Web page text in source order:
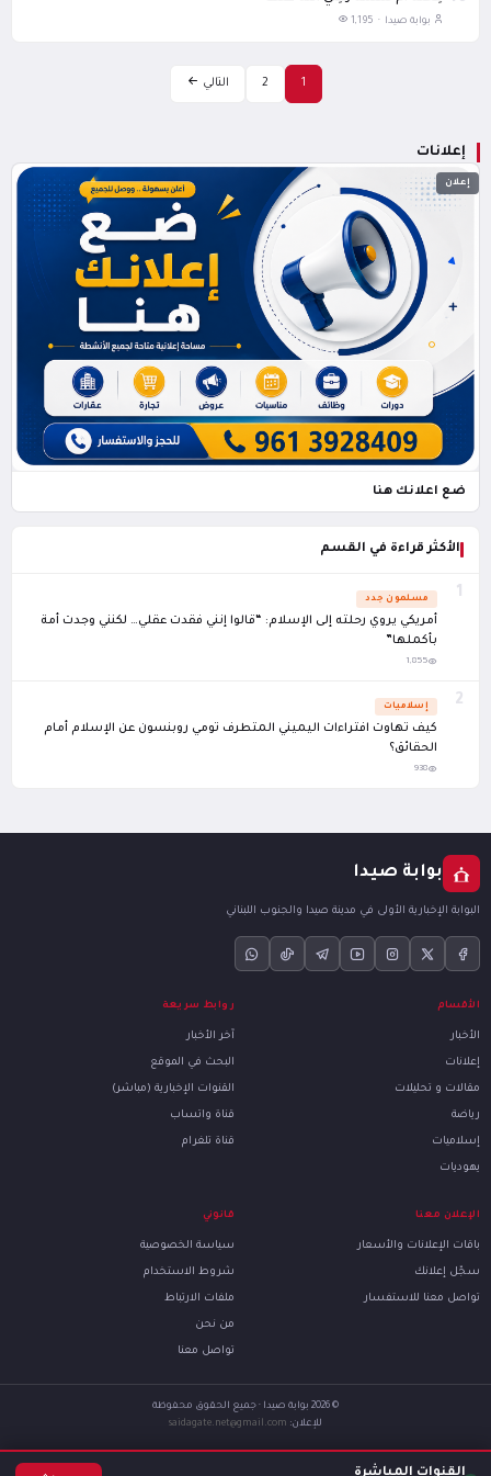
بوابة صيدا · 1,195
1
2 التالي
إعلانات
إعلان
ضع اعلانك هنا
الأكثر قراءة في القسم
1 مسلمون جدد
أمريكي يروي رحلته إلى الإسلام: “قالوا إنني فقدت عقلي… لكنني وجدت أمة
بأكملها”
1,855
2 إسلاميات
كيف تهاوت افتراءات اليميني المتطرف تومي روبنسون عن الإسلام أمام
الحقائق؟
938
بوابة صيدا
البوابة الإخبارية الأولى في مدينة صيدا والجنوب اللبناني
الأقسام
الأخبار
إعلانات
مقالات و تحليلات
رياضة
إسلاميات
يهوديات
روابط سريعة
آخر الأخبار
البحث في الموقع
القنوات الإخبارية (مباشر)
قناة واتساب
قناة تلغرام
الإعلان معنا
باقات الإعلانات والأسعار
سجّل إعلانك
تواصل معنا للاستفسار
قانوني
سياسة الخصوصية
شروط الاستخدام
ملفات الارتباط
من نحن
تواصل معنا
© 2026 بوابة صيدا · جميع الحقوق محفوظة
للإعلان: saidagate.net@gmail.com